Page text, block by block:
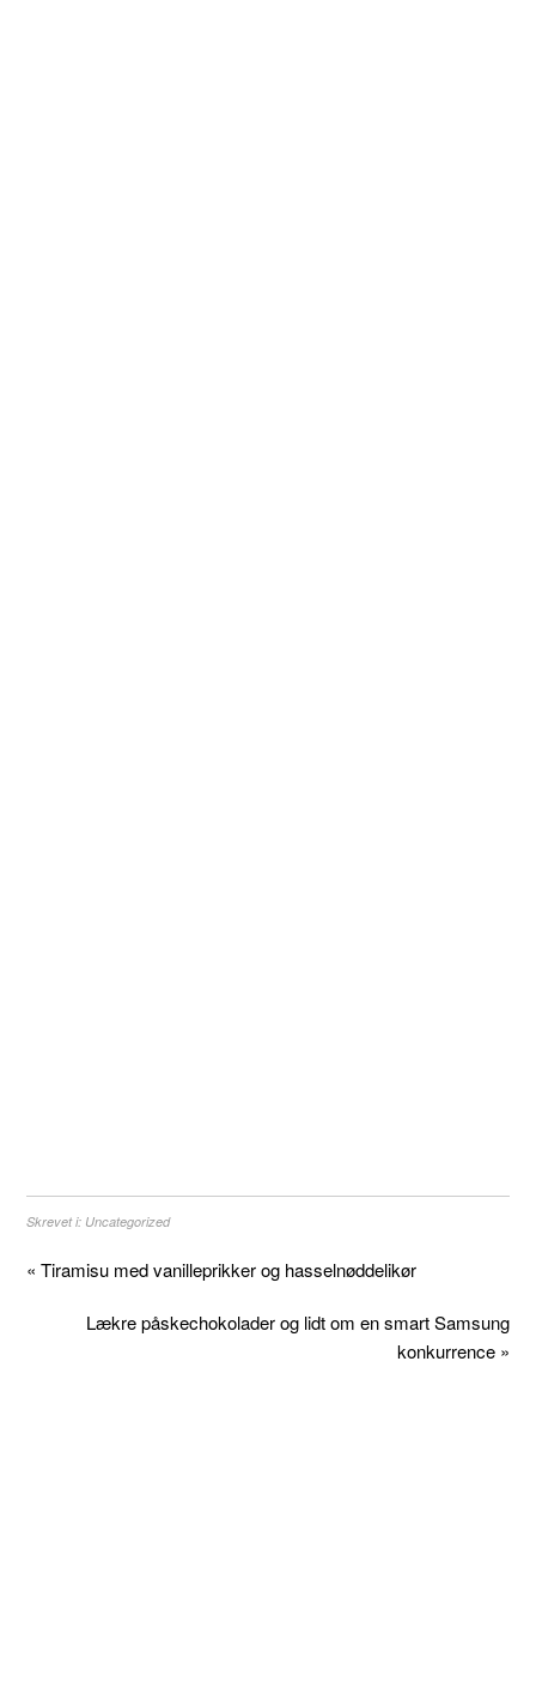
Skrevet i: Uncategorized
« Tiramisu med vanilleprikker og hasselnøddelikør
Lækre påskechokolader og lidt om en smart Samsung
konkurrence »